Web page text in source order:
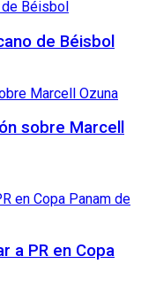
de Béisbol
sobre Marcell
a PR en Copa